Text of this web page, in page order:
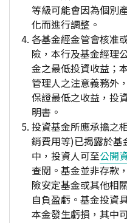
等級可能會因為個別
化而進行調整。
各基金經金管會核准
險，本行及基金經理
金之最低投資收益；
管理人之注意義務外
保證最低之收益，投
明書。
投資基金所應承擔之
銷費用等)已揭露於基
中，投資人可至公開
查閱。基金並非存款
險安定基金或其他相
自負盈虧。基金投資
本金發生虧損，其中